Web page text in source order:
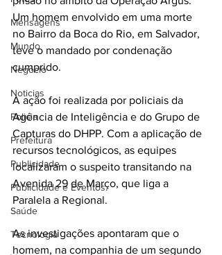
Mensagens
Mundo
Negócio
Noticias
Policia
Prefeitura
Publicidade
Publicidade e Eventos.
Saúde
Tecnologia
Um homem envolvido em uma morte
no Bairro da Boca do Rio, em Salvador,
teve o mandado por condenação
cumprido.
A ação foi realizada por policiais da
Agência de Inteligência e do Grupo de
Capturas do DHPP. Com a aplicação de
recursos tecnológicos, as equipes
localizaram o suspeito transitando na
Avenida 29 de Março, que liga a
Paralela a Regional.
As investigações apontaram que o
homem, na companhia de um segundo